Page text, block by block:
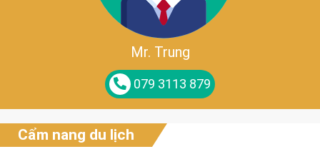
Mr. Trung
079 3113 879
Cẩm nang du lịch